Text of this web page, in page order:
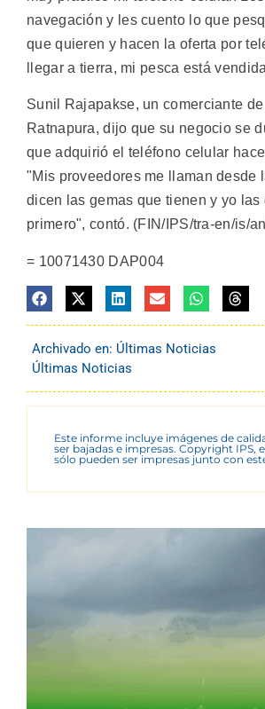
navegación y les cuento lo que
que quieren y hacen la oferta por
llegar a tierra, mi pesca está
Sunil Rajapakse, un comerciante
Ratnapura, dijo que su negocio se
que adquirió el teléfono celular
"Mis proveedores me llaman desde
dicen las gemas que tienen y yo las
primero", contó. (FIN/IPS/tra-en/is/
= 10071430 DAP004
Archivado en: Últimas Noticias
Últimas Noticias
Este informe incluye imágenes de
ser bajadas e impresas. Copyright IPS,
sólo pueden ser impresas junto con